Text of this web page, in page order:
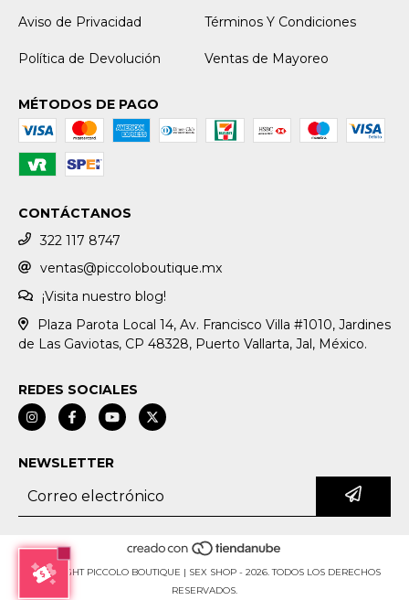
Aviso de Privacidad Términos Y Condiciones
Política de Devolución Ventas de Mayoreo
MÉTODOS DE PAGO
CONTÁCTANOS
322 117 8747
ventas@piccoloboutique.mx
¡Visita nuestro blog!
Plaza Parota Local 14, Av. Francisco Villa #1010, Jardines
de Las Gaviotas, CP 48328, Puerto Vallarta, Jal, México.
REDES SOCIALES
NEWSLETTER
COPYRIGHT PICCOLO BOUTIQUE | SEX SHOP - 2026. TODOS LOS DERECHOS
RESERVADOS.